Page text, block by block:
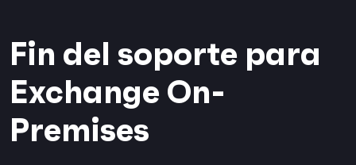
Fin del soporte para
Exchange On-
Premises